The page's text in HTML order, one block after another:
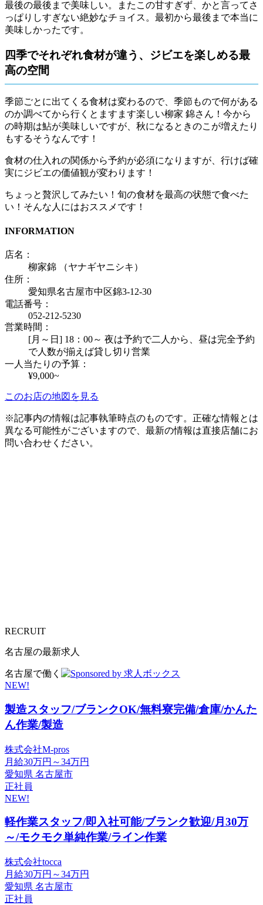
最後の最後まで美味しい。またこの甘すぎず、かと言ってさ
っぱりしすぎない絶妙なチョイス。最初から最後まで本当に
美味しかったです。
四季でそれぞれ食材が違う、ジビエを楽しめる最
高の空間
季節ごとに出てくる食材は変わるので、季節もので何がある
のか調べてから行くとますます楽しい柳家 錦さん！今から
の時期は鮎が美味しいですが、秋になるときのこが増えたり
もするそうなんです！
食材の仕入れの関係から予約が必須になりますが、行けば確
実にジビエの価値観が変わります！
ちょっと贅沢してみたい！旬の食材を最高の状態で食べた
い！そんな人にはおススメです！
INFORMATION
店名：
柳家錦 （ヤナギヤニシキ）
住所：
愛知県名古屋市中区錦3-12-30
電話番号：
052-212-5230
営業時間：
[月～日] 18：00～ 夜は予約で二人から、昼は完全予約
で人数が揃えば貸し切り営業
一人当たりの予算：
¥9,000~
このお店の地図を見る
※記事内の情報は記事執筆時点のものです。正確な情報とは
異なる可能性がございますので、最新の情報は直接店舗にお
問い合わせください。
RECRUIT
名古屋の最新求人
名古屋で働く
NEW!
製造スタッフ/ブランクOK/無料寮完備/倉庫/かんた
ん作業/製造
株式会社M-pros
月給30万円～34万円
愛知県 名古屋市
正社員
NEW!
軽作業スタッフ/即入社可能/ブランク歓迎/月30万
～/モクモク単純作業/ライン作業
株式会社tocca
月給30万円～34万円
愛知県 名古屋市
正社員